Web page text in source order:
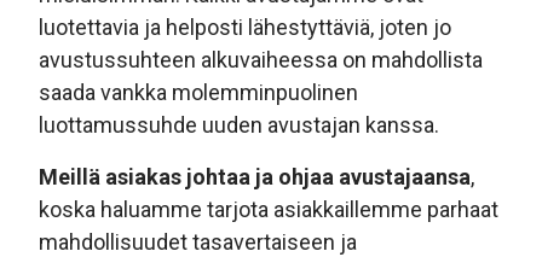
luotettavia ja helposti lähestyttäviä, joten jo
avustussuhteen alkuvaiheessa on mahdollista
saada vankka molemminpuolinen
luottamussuhde uuden avustajan kanssa.
Meillä asiakas johtaa ja ohjaa avustajaansa,
koska haluamme tarjota asiakkaillemme parhaat
mahdollisuudet tasavertaiseen ja